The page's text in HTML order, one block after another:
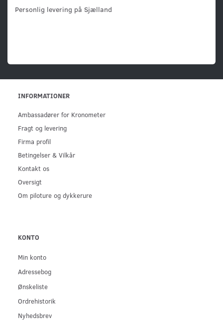
Personlig levering på Sjælland
INFORMATIONER
Ambassadører for Kronometer
Fragt og levering
Firma profil
Betingelser & Vilkår
Kontakt os
Oversigt
Om piloture og dykkerure
KONTO
Min konto
Adressebog
Ønskeliste
Ordrehistorik
Nyhedsbrev